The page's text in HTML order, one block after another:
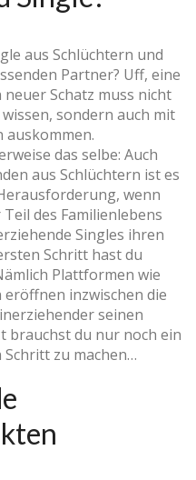
aus Schlüchtern und
Partner? Uff, eine
Schatz muss nicht
sondern auch mit
auskommen.
das selbe: Auch
aus Schlüchtern ist es
wenn
des Familienlebens
Singles ihren
Schritt hast du
Plattformen wie
inzwischen die
seinen
brauchst du nur noch ein
zu machen…